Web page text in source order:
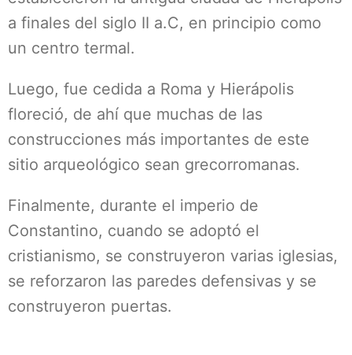
a finales del siglo II a.C, en principio como
un centro termal.
Luego, fue cedida a Roma y Hierápolis
floreció, de ahí que muchas de las
construcciones más importantes de este
sitio arqueológico sean grecorromanas.
Finalmente, durante el imperio de
Constantino, cuando se adoptó el
cristianismo, se construyeron varias iglesias,
se reforzaron las paredes defensivas y se
construyeron puertas.